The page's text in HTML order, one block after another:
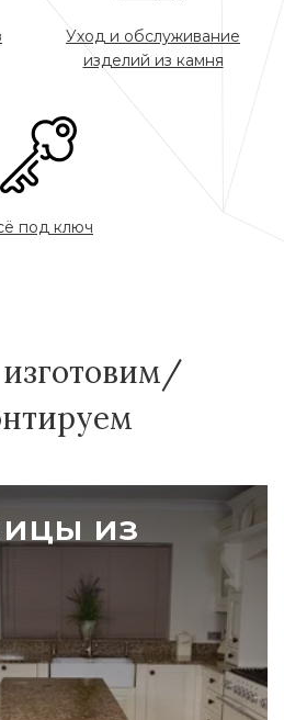
Уход и обслуживание
изделий из камня
под ключ
из